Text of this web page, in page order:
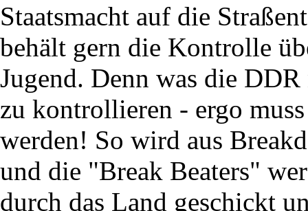
Staatsmacht auf die
behält gern die Kontrolle
Jugend. Denn was die
zu kontrollieren - ergo
werden! So wird aus
und die "Break Beaters"
durch das Land geschickt